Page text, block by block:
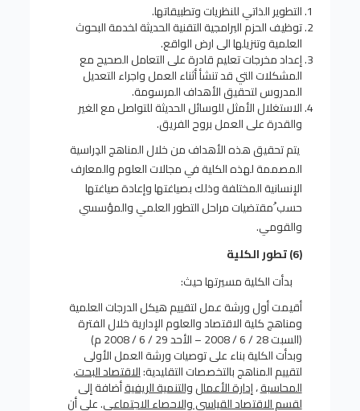
التطوير الذاتي للنظريات وتطبيقاتها.
توظيف الحزم البرامجية التقنية الحديثة لخدمة البحوث
العلمية وتنزيلها الى ارض الواقع.
إعداد مخرجات تعليم قادرة على التعامل الصحيح مع
المشكلات التي قد تنشأ أثناء العمل واجراء التعديل
المدروس لتحقيق الأهداف المرسومة.
الاستغلال الأمثل للوسائل الحديثة للتواصل مع الغير
والقدرة على العمل بروح الفريق.
يتم تحقيق هذه الأهداف من خلال المناهج الدِراسية
المصممة لهذه الكلية في مجالات العلوم والمعارف
الإنسانية المختلفة وذلك بصياغتها وإعادة صياغتها
حسب ُمقتضيات مراحل التطور العلمي والمؤسسي
والقومي.
(6) تطور الكلية
بدأت الكلية مسيرتها حيث:
أقيمت أول ورشة عمل لتقييم هيكل الدرجات العلمية
ومناهج كلية الاقتصاد والعلوم الإدارية خلال الفترة
(السبت 28 / 6 / 2008 – الأحد 29 / 6 / 2008 م)
وبدأت الكلية بناء على توصيات ورشة العمل الأولى
لتقييم المناهج بالتخصصات التقليدية:الاقتصاد البحت،
المحاسبة،إدارة الأعمالوالتنمية الريفيةأضافة إلى
لقسم الاقتصاد القياسي والاحصاء الاجتماعي. على أن